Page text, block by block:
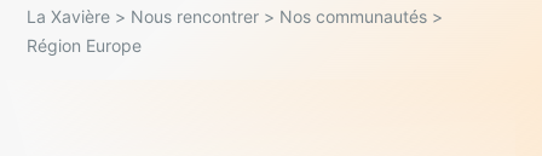
La Xavière > Nous rencontrer > Nos communautés >
Région Europe